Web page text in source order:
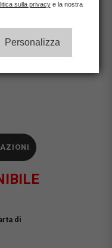
di
sulla privacye la nostra
Personalizza